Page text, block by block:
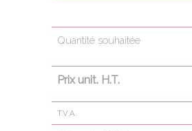
Quantité souhaitée
Prix unit. H.T.
T.V.A.